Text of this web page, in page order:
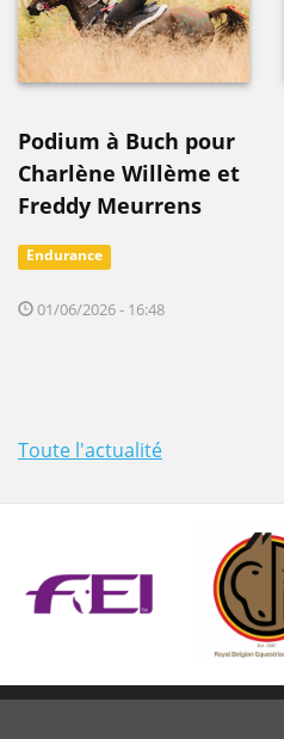
Podium à Buch pour
Charlène Willème et
Freddy Meurrens
Endurance
01/06/2026 - 16:48
Toute l'actualité